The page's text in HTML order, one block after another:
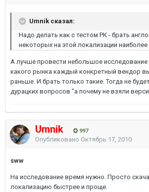
Umnik сказал:
Надо делать как с тестом РК - брать
некоторых на этой локализации
А лучше провести небольшое исследование
какого рынка каждый конкретный вендор
раньше. И брать только такие. Тогда не
дурацких вопросов "а почему не взяли
Umnik 997
Опубликовано Октябрь 17, 2010
sww
На исследование время нужно. Просто
локализацию быстрее и проще.